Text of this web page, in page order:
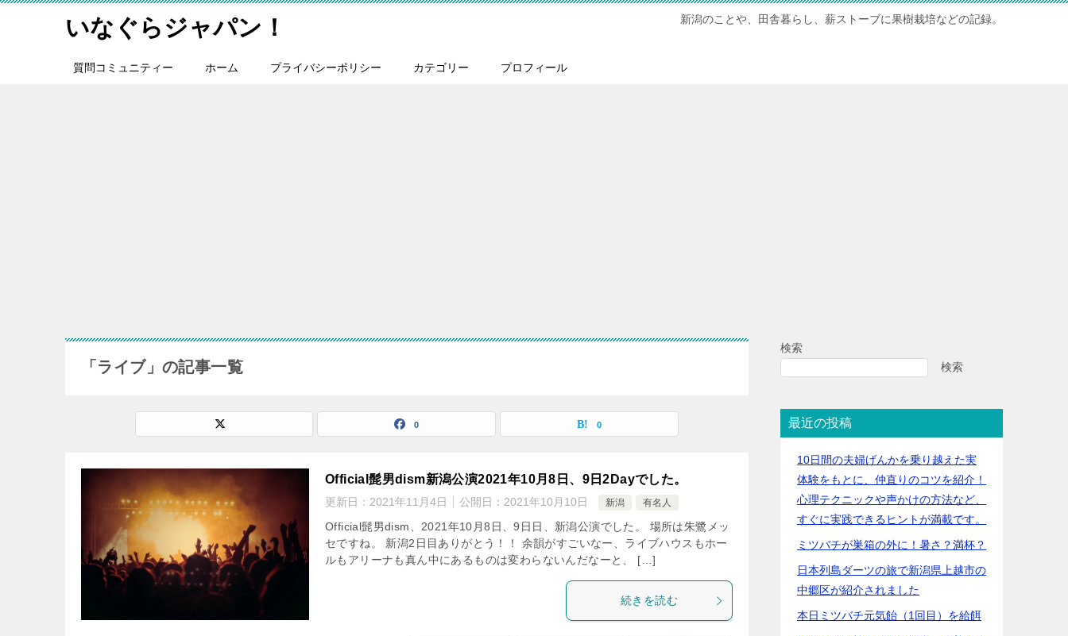
いなぐらジャパン！ 新潟のことや、田舎暮らし、薪ストーブに果樹栽培などの記録。
質問コミュニティー ホーム プライバシーポリシー カテゴリー プロフィール
「ライブ」の記事一覧
0 0
Official髭男dism新潟公演2021年10月8日、9日2Dayでした。
更新日： 2021年11月4日 公開日： 2021年10月10日 新潟 有名人
Official髭男dism、2021年10月8日、9日日、新潟公演でした。 場所は朱鷺メッ
セですね。 新潟2日目ありがとう！！ 余韻がすごいなー、ライブハウスもホー
ルもアリーナも真ん中にあるものは変わらないんだなーと、 […]
続きを読む
検索
検索
最近の投稿
10日間の夫婦げんかを乗り越えた実
体験をもとに、仲直りのコツを紹介！
心理テクニックや声かけの方法など、
すぐに実践できるヒントが満載です。
ミツバチが巣箱の外に！暑さ？満杯？
日本列島ダーツの旅で新潟県上越市の
中郷区が紹介されました
本日ミツバチ元気飴（1回目）を給餌